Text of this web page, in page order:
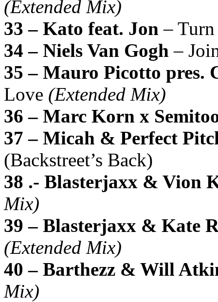
(Extended Mix)
33 – Kato feat. Jon –
34 – Niels Van Gogh –
35 – Mauro Picotto pres.
Love (Extended Mix)
36 – Marc Korn x
37 – Micah & Perfect
(Backstreet’s Back)
38 .- Blasterjaxx & Vion
Mix)
39 – Blasterjaxx & Kate
(Extended Mix)
40 – Barthezz & Will
Mix)